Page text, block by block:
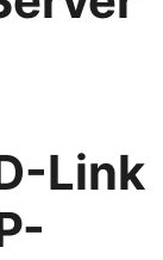
Link